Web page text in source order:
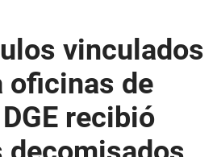
vinculados
oficinas de
recibió